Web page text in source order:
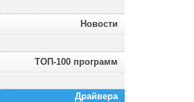
Новости
ТОП-100 программ
Драйвера